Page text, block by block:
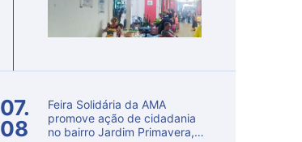
07.
08
Feira Solidária da AMA
promove ação de cidadania
no bairro Jardim Primavera,